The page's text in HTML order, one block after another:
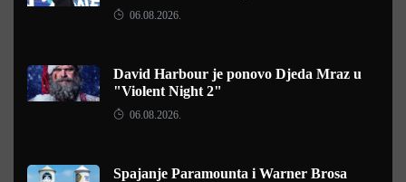
06.08.2026.
David Harbour je ponovo Djeda Mraz u
"Violent Night 2"
06.08.2026.
Spajanje Paramounta i Warner Brosa